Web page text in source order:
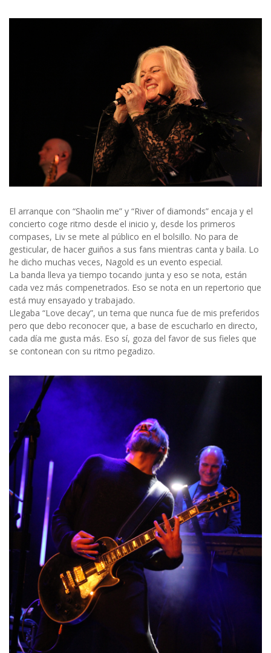
El arranque con “Shaolin me” y “River of diamonds” encaja y el
concierto coge ritmo desde el inicio y, desde los primeros
compases, Liv se mete al público en el bolsillo. No para de
gesticular, de hacer guiños a sus fans mientras canta y baila. Lo
he dicho muchas veces, Nagold es un evento especial.
La banda lleva ya tiempo tocando junta y eso se nota, están
cada vez más compenetrados. Eso se nota en un repertorio que
está muy ensayado y trabajado.
Llegaba “Love decay”, un tema que nunca fue de mis preferidos
pero que debo reconocer que, a base de escucharlo en directo,
cada día me gusta más. Eso sí, goza del favor de sus fieles que
se contonean con su ritmo pegadizo.